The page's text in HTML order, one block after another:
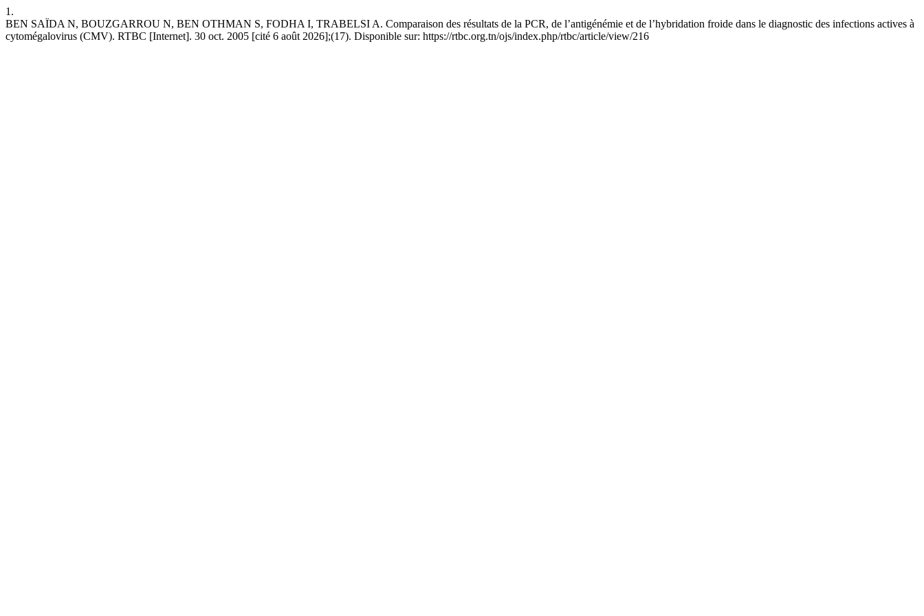
1.
BEN SAÏDA N, BOUZGARROU N, BEN OTHMAN S, FODHA I, TRABELSI A. Comparaison des résultats de la PCR, de l’antigénémie et de l’hybridation froide dans le diagnostic des infections actives à
cytomégalovirus (CMV). RTBC [Internet]. 30 oct. 2005 [cité 6 août 2026];(17). Disponible sur: https://rtbc.org.tn/ojs/index.php/rtbc/article/view/216